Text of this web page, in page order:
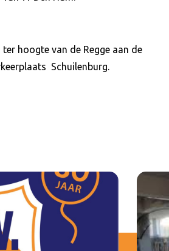
hoogte van de Regge aan de
Schuilenburg.